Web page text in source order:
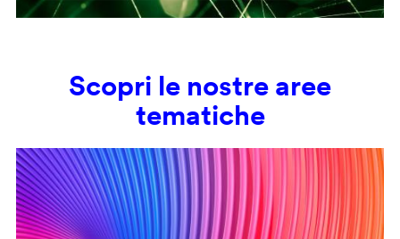
Scopri le nostre aree
tematiche